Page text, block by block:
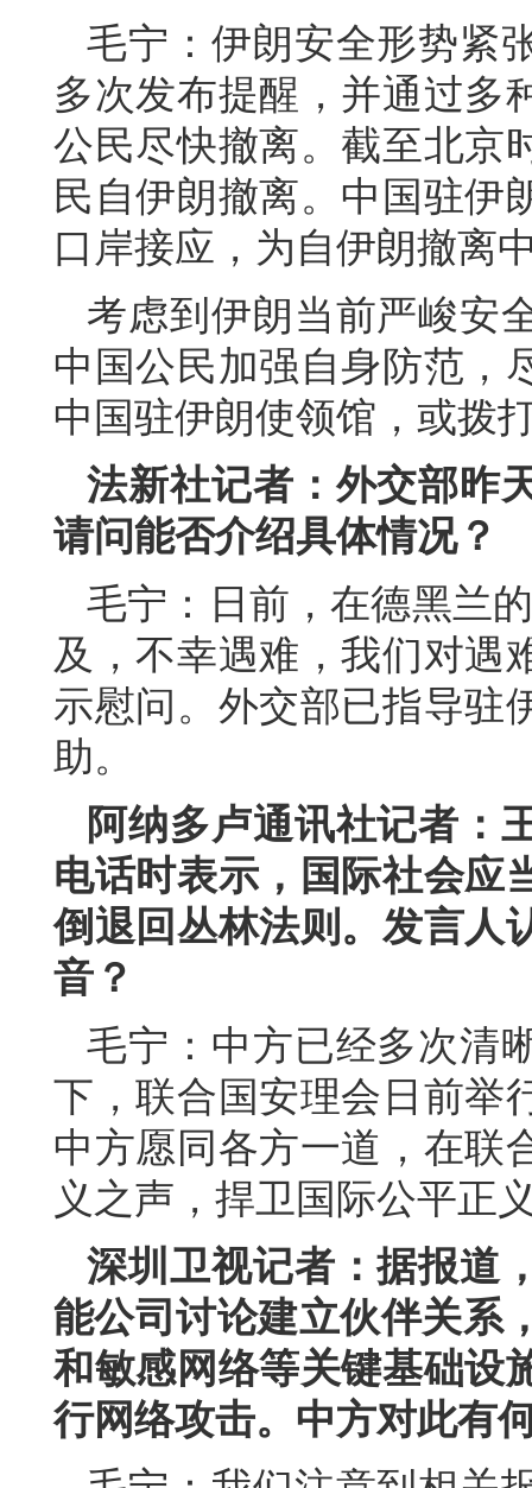
毛宁：伊朗安全形势紧
多次发布提醒，并通过多
公民尽快撤离。截至北京
民自伊朗撤离。中国驻伊
口岸接应，为自伊朗撤离
考虑到伊朗当前严峻安
中国公民加强自身防范，
中国驻伊朗使领馆，或拨
法新社记者：外交部昨
请问能否介绍具体情况？
毛宁：日前，在德黑兰
及，不幸遇难，我们对遇
示慰问。外交部已指导驻
助。
阿纳多卢通讯社记者：
电话时表示，国际社会应
倒退回丛林法则。发言人
音？
毛宁：中方已经多次清
下，联合国安理会日前举
中方愿同各方一道，在联
义之声，捍卫国际公平正
深圳卫视记者：据报道
能公司讨论建立伙伴关系
和敏感网络等关键基础设
行网络攻击。中方对此有